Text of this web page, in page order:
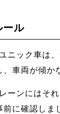
ール
ニック車は
、車両が傾か
ーンにはそ
に確認しま